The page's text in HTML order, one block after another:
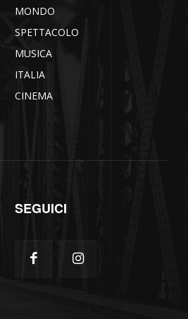
MONDO
SPETTACOLO
MUSICA
ITALIA
CINEMA
SEGUICI